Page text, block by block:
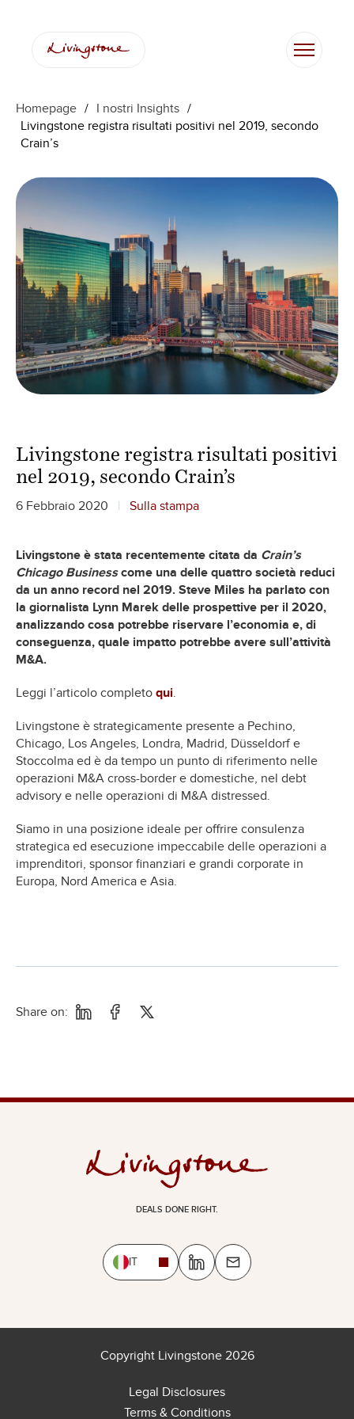
contenuto
Homepage / I nostri Insights /
Livingstone registra risultati positivi nel 2019, secondo
Crain’s
Livingstone registra risultati positivi
nel 2019, secondo Crain’s
6 Febbraio 2020 Sulla stampa
Livingstone è stata recentemente citata da Crain’s
Chicago Businesscome una delle quattro società reduci
da un anno record nel 2019. Steve Miles ha parlato con
la giornalista Lynn Marek delle prospettive per il 2020,
analizzando cosa potrebbe riservare l’economia e, di
conseguenza, quale impatto potrebbe avere sull’attività
M&A.
Leggi l’articolo completo qui.
Livingstone è strategicamente presente a Pechino,
Chicago, Los Angeles, Londra, Madrid, Düsseldorf e
Stoccolma ed è da tempo un punto di riferimento nelle
operazioni M&A cross-border e domestiche, nel debt
advisory e nelle operazioni di M&A distressed.
Siamo in una posizione ideale per offrire consulenza
strategica ed esecuzione impeccabile delle operazioni a
imprenditori, sponsor finanziari e grandi corporate in
Europa, Nord America e Asia.
Share on:
DEALS DONE RIGHT.
IT
Copyright Livingstone 2026
Legal Disclosures
Terms & Conditions